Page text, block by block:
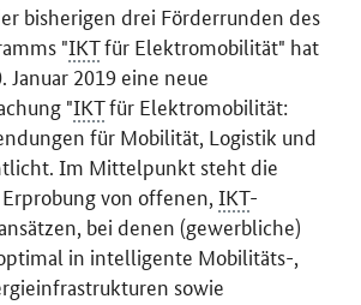
bisherigen drei Förderrunden des
"IKTfür Elektromobilität" hat
Januar 2019 eine neue
"IKTfür Elektromobilität:
für Mobilität, Logistik und
Im Mittelpunkt steht die
von offenen,IKT-
bei denen (gewerbliche)
in intelligente Mobilitäts-,
sowie